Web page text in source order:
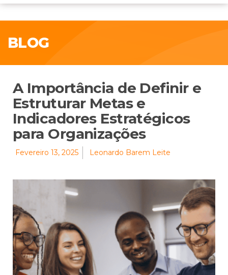
BLOG
A Importância de Definir e
Estruturar Metas e
Indicadores Estratégicos
para Organizações
Fevereiro 13, 2025 Leonardo Barem Leite